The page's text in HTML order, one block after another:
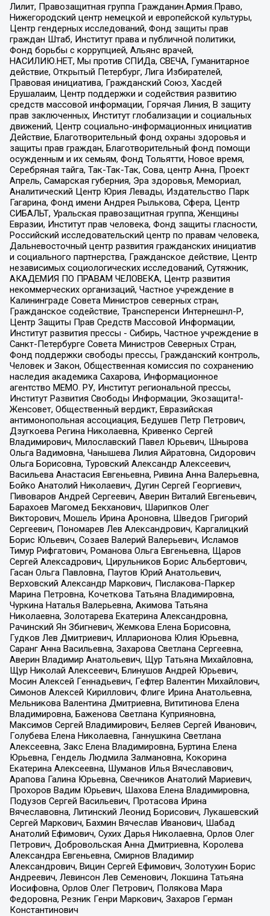
Лилит, Правозащитная группа Гражданин.Армия.Право,
Нижегородский центр немецкой и европейской культуры,
Центр гендерных исследований, Фонд защиты прав
граждан Штаб, Институт права и публичной политики,
Фонд борьбы с коррупцией, Альянс врачей,
НАСИЛИЮ.НЕТ, Мы против СПИДа, СВЕЧА, Гуманитарное
действие, Открытый Петербург, Лига Избирателей,
Правовая инициатива, Гражданский Союз, Хасдей
Ерушалаим, Центр поддержки и содействия развитию
средств массовой информации, Горячая Линия, В защиту
прав заключенных, Институт глобализации и социальных
движений, Центр социально-информационных инициатив
Действие, Благотворительный фонд охраны здоровья и
защиты прав граждан, Благотворительный фонд помощи
осужденным и их семьям, Фонд Тольятти, Новое время,
Серебряная тайга, Так-Так-Так, Сова, центр Анна, Проект
Апрель, Самарская губерния, Эра здоровья, Мемориал,
Аналитический Центр Юрия Левады, Издательство Парк
Гагарина, Фонд имени Андрея Рылькова, Сфера, Центр
СИБАЛЬТ, Уральская правозащитная группа, Женщины
Евразии, Институт прав человека, Фонд защиты гласности,
Российский исследовательский центр по правам человека,
Дальневосточный центр развития гражданских инициатив
и социального партнерства, Гражданское действие, Центр
независимых социологических исследований, Сутяжник,
АКАДЕМИЯ ПО ПРАВАМ ЧЕЛОВЕКА, Центр развития
некоммерческих организаций, Частное учреждение в
Калининграде Совета Министров северных стран,
Гражданское содействие, Трансперенси Интернешнл-Р,
Центр Защиты Прав Средств Массовой Информации,
Институт развития прессы - Сибирь, Частное учреждение в
Санкт-Петербурге Совета Министров Северных Стран,
Фонд поддержки свободы прессы, Гражданский контроль,
Человек и Закон, Общественная комиссия по сохранению
наследия академика Сахарова, Информационное
агентство МЕМО. РУ, Институт региональной прессы,
Институт Развития Свободы Информации, Экозащита!-
Женсовет, Общественный вердикт, Евразийская
антимонопольная ассоциация, Бедушев Петр Петрович,
Дзугкоева Регина Николаевна, Кривенко Сергей
Владимирович, Милославский Павел Юрьевич, Шнырова
Ольга Вадимовна, Чанышева Лилия Айратовна, Сидорович
Ольга Борисовна, Туровский Александр Алексеевич,
Васильева Анастасия Евгеньевна, Ривина Анна Валерьевна,
Бойко Анатолий Николаевич, Дугин Сергей Георгиевич,
Пивоваров Андрей Сергеевич, Аверин Виталий Евгеньевич,
Барахоев Магомед Бекханович, Шарипков Олег
Викторович, Мошель Ирина Ароновна, Шведов Григорий
Сергеевич, Пономарев Лев Александрович, Каргалицкий
Борис Юльевич, Созаев Валерий Валерьевич, Исламов
Тимур Рифгатович, Романова Ольга Евгеньевна, Щаров
Сергей Алексадрович, Цирульников Борис Альбертович,
Гасан Ольга Павловна, Паутов Юрий Анатольевич,
Верховский Александр Маркович, Пислакова-Паркер
Марина Петровна, Кочеткова Татьяна Владимировна,
Чуркина Наталья Валерьевна, Акимова Татьяна
Николаевна, Золотарева Екатерина Александровна,
Рачинский Ян Збигневич, Жемкова Елена Борисовна,
Гудков Лев Дмитриевич, Илларионова Юлия Юрьевна,
Саранг Анна Васильевна, Захарова Светлана Сергеевна,
Аверин Владимир Анатольевич, Щур Татьяна Михайловна,
Щур Николай Алексеевич, Блинушов Андрей Юрьевич,
Мосин Алексей Геннадьевич, Гефтер Валентин Михайлович,
Симонов Алексей Кириллович, Флиге Ирина Анатольевна,
Мельникова Валентина Дмитриевна, Вититинова Елена
Владимировна, Баженова Светлана Куприяновна,
Максимов Сергей Владимирович, Беляев Сергей Иванович,
Голубева Елена Николаевна, Ганнушкина Светлана
Алексеевна, Закс Елена Владимировна, Буртина Елена
Юрьевна, Гендель Людмила Залмановна, Кокорина
Екатерина Алексеевна, Шуманов Илья Вячеславович,
Арапова Галина Юрьевна, Свечников Анатолий Мариевич,
Прохоров Вадим Юрьевич, Шахова Елена Владимировна,
Подузов Сергей Васильевич, Протасова Ирина
Вячеславовна, Литинский Леонид Борисович, Лукашевский
Сергей Маркович, Бахмин Вячеслав Иванович, Шабад
Анатолий Ефимович, Сухих Дарья Николаевна, Орлов Олег
Петрович, Добровольская Анна Дмитриевна, Королева
Александра Евгеньевна, Смирнов Владимир
Александрович, Вицин Сергей Ефимович, Золотухин Борис
Андреевич, Левинсон Лев Семенович, Локшина Татьяна
Иосифовна, Орлов Олег Петрович, Полякова Мара
Федоровна, Резник Генри Маркович, Захаров Герман
Константинович